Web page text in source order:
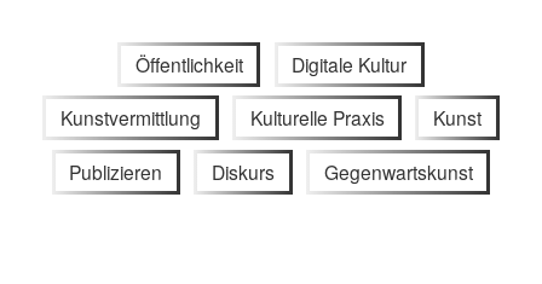
Öffentlichkeit Digitale Kultur
Kunstvermittlung Kulturelle Praxis Kunst
Publizieren Diskurs Gegenwartskunst